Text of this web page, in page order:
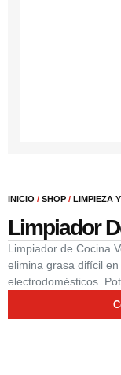
INICIO / SHOP / LIMPIEZA
Limpiador
Limpiador de Cocina
elimina grasa difícil
electrodomésticos.